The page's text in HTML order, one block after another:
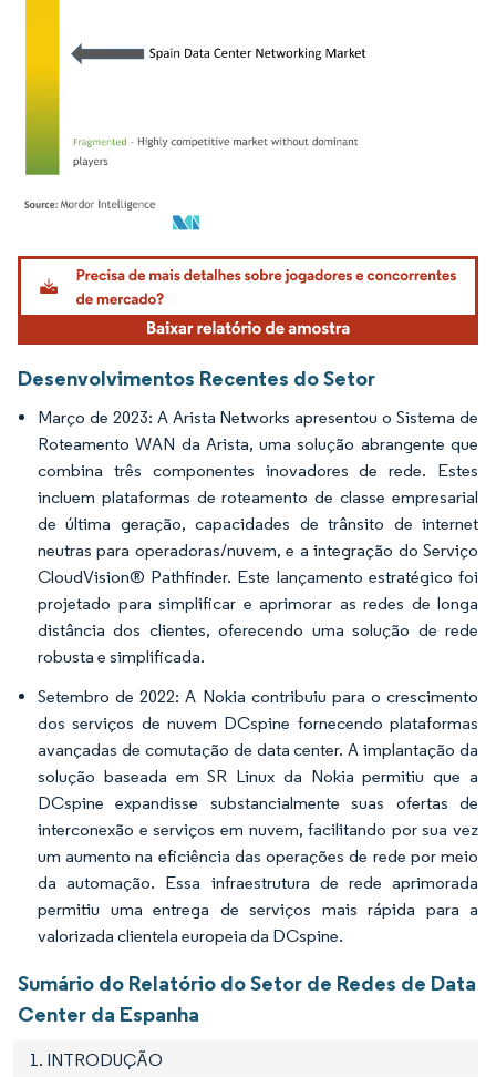
Imagem © Mordor Intelligence. O reuso requer atribuição conforme CC BY 4.0.
Desenvolvimentos Recentes do Setor
Março de 2023: A Arista Networks apresentou o Sistema de
Roteamento WAN da Arista, uma solução abrangente que
combina três componentes inovadores de rede. Estes
incluem plataformas de roteamento de classe empresarial
de última geração, capacidades de trânsito de internet
neutras para operadoras/nuvem, e a integração do Serviço
CloudVision® Pathfinder. Este lançamento estratégico foi
projetado para simplificar e aprimorar as redes de longa
distância dos clientes, oferecendo uma solução de rede
robusta e simplificada.
Setembro de 2022: A Nokia contribuiu para o crescimento
dos serviços de nuvem DCspine fornecendo plataformas
avançadas de comutação de data center. A implantação da
solução baseada em SR Linux da Nokia permitiu que a
DCspine expandisse substancialmente suas ofertas de
interconexão e serviços em nuvem, facilitando por sua vez
um aumento na eficiência das operações de rede por meio
da automação. Essa infraestrutura de rede aprimorada
permitiu uma entrega de serviços mais rápida para a
valorizada clientela europeia da DCspine.
Sumário do Relatório do Setor de Redes de Data
Center da Espanha
1. INTRODUÇÃO